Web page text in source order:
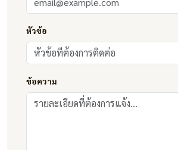
หัวข้อ
ข้อความ